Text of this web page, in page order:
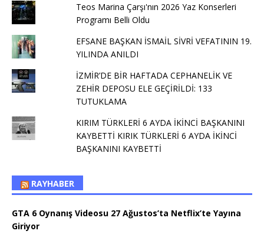
Teos Marina Çarşı'nın 2026 Yaz Konserleri
Programı Belli Oldu
EFSANE BAŞKAN İSMAİL SİVRİ VEFATININ 19.
YILINDA ANILDI
İZMİR’DE BİR HAFTADA CEPHANELİK VE
ZEHİR DEPOSU ELE GEÇİRİLDİ: 133
TUTUKLAMA
KIRIM TÜRKLERİ 6 AYDA İKİNCİ BAŞKANINI
KAYBETTİ KIRIK TÜRKLERİ 6 AYDA İKİNCİ
BAŞKANINI KAYBETTİ
RAYHABER
GTA 6 Oynanış Videosu 27 Ağustos’ta Netflix’te Yayına
Giriyor